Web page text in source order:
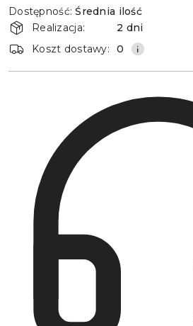
i
dostawa
Dostępność: Średnia ilość
Realizacja:
2 dni
Koszt dostawy:
0